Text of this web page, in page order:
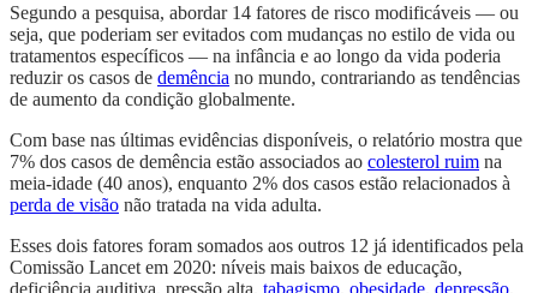
Segundo a pesquisa, abordar 14 fatores de risco modificáveis — ou
seja, que poderiam ser evitados com mudanças no estilo de vida ou
tratamentos específicos — na infância e ao longo da vida poderia
reduzir os casos de demência no mundo, contrariando as tendências
de aumento da condição globalmente.
Com base nas últimas evidências disponíveis, o relatório mostra que
7% dos casos de demência estão associados ao colesterol ruim na
meia-idade (40 anos), enquanto 2% dos casos estão relacionados à
perda de visão não tratada na vida adulta.
Esses dois fatores foram somados aos outros 12 já identificados pela
Comissão Lancet em 2020: níveis mais baixos de educação,
deficiência auditiva, pressão alta, tabagismo, obesidade, depressão,